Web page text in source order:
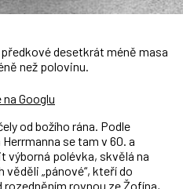
desetkrát méně masa
než polovinu.
Googlu
od božího rána. Podle
se tam v 60. a
výborná polévka, skvělá na
„pánové“, kteří do
rozedněním rovnou ze Žofína,